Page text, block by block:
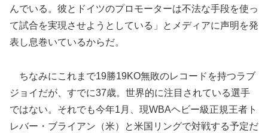
んでいる。彼とドイツのプロモーターは不法な手段を使っ
て試合を実現させようとしている」とメディアに声明を発
表し息巻いているからだ。
ちなみにこれまで19勝19KO無敗のレコードを持つラブ
ジョイだが、すでに37歳。世界的に注目されている選手
ではない。それでも今年1月、現WBAヘビー級正規王者ト
レバー・ブライアン（米）と米国リングで対戦する予定だ